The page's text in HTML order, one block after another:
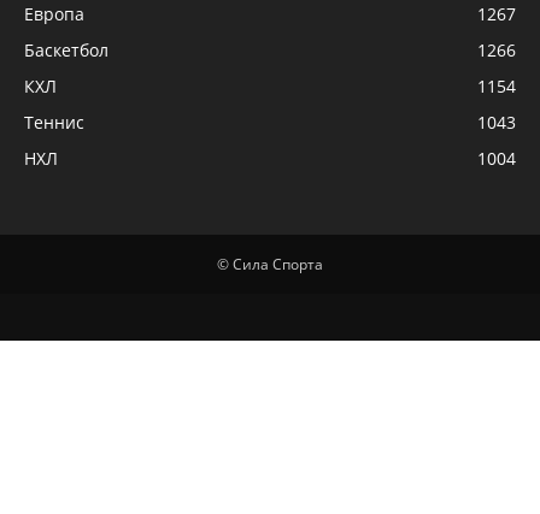
Европа
1267
Баскетбол
1266
КХЛ
1154
Теннис
1043
НХЛ
1004
© Сила Спорта